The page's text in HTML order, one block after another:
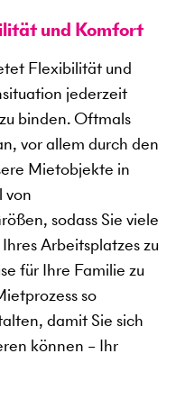
und Komfort
Flexibilität und
jederzeit
binden. Oftmals
vor allem durch den
Mietobjekte in
von
sodass Sie viele
Arbeitsplatzes zu
für Ihre Familie zu
so
damit Sie sich
können – Ihr